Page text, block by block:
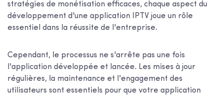
stratégies de monétisation efficaces, chaque aspect du
développement d'une application IPTV joue un rôle
essentiel dans la réussite de l'entreprise.
Cependant, le processus ne s'arrête pas une fois
l'application développée et lancée. Les mises à jour
régulières, la maintenance et l'engagement des
utilisateurs sont essentiels pour que votre application